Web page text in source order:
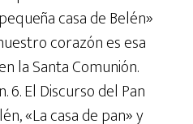
casa de Belén»
corazón es esa
la Santa Comunión.
6. El Discurso del Pan
«La casa de pan» y